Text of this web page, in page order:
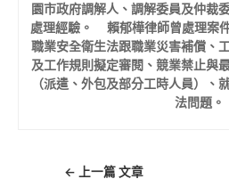
園市政府調解人、調解委員及仲裁
處理經驗。 賴郁樺律師曾處理案
職業安全衛生法跟職業災害補償、
及工作規則擬定審閱、競業禁止與
（派遣、外包及部分工時人員）、
法問題。
← 上一篇 文章